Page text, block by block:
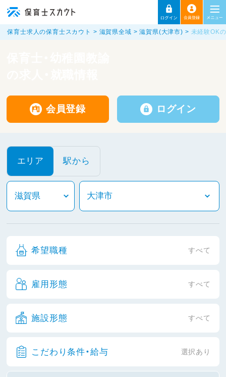
保育士求人の保育士スカウト 滋賀県全域 滋賀県(大津市) 未経験OK
会員登録 ログイン
エリア 駅から
希望職種 すべて
雇用形態 すべて
施設形態 すべて
こだわり条件・給与 選択あり